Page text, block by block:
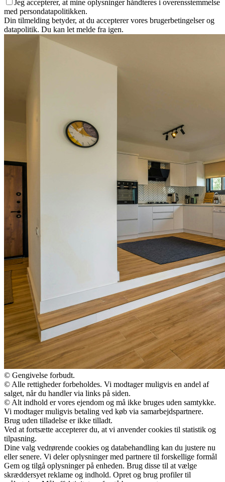
Jeg accepterer, at mine oplysninger håndteres i overensstemmelse
med persondatapolitikken.
Din tilmelding betyder, at du accepterer vores brugerbetingelser og
datapolitik. Du kan let melde fra igen.
© Gengivelse forbudt.
© Alle rettigheder forbeholdes. Vi modtager muligvis en andel af
salget, når du handler via links på siden.
© Alt indhold er vores ejendom og må ikke bruges uden samtykke.
Vi modtager muligvis betaling ved køb via samarbejdspartnere.
Brug uden tilladelse er ikke tilladt.
Ved at fortsætte accepterer du, at vi anvender cookies til statistik og
tilpasning.
Dine valg vedrørende cookies og databehandling kan du justere nu
eller senere. Vi deler oplysninger med partnere til forskellige formål
Gem og tilgå oplysninger på enheden. Brug disse til at vælge
skræddersyet reklame og indhold. Opret og brug profiler til